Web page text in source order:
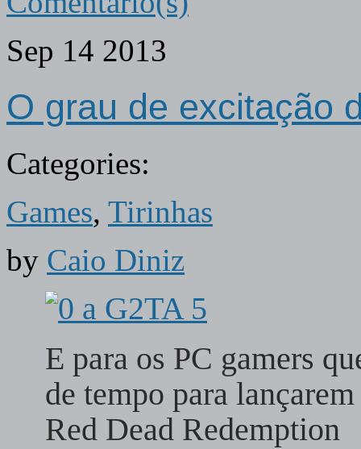
Sep 14 2013
O grau de excitação
Categories:
Games, Tirinhas
by Caio Diniz
E para os PC gamers
de tempo para
Red Dead Redemption